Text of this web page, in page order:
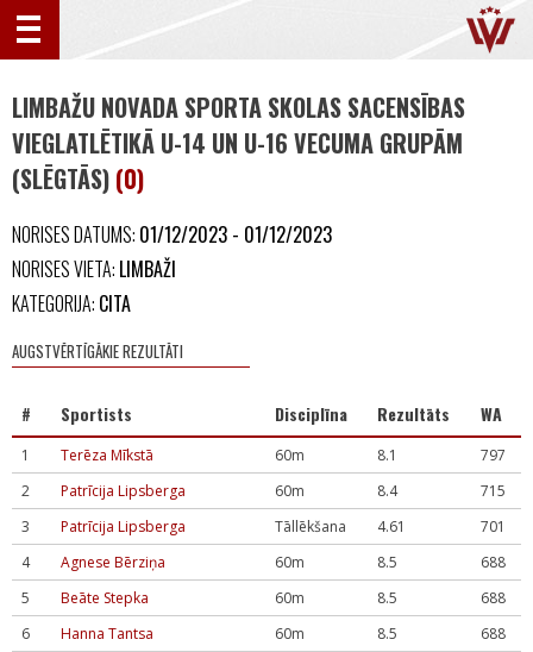
LIMBAŽU NOVADA SPORTA SKOLAS SACENSĪBAS
VIEGLATLĒTIKĀ U-14 UN U-16 VECUMA GRUPĀM
(SLĒGTĀS) (0)
NORISES DATUMS: 01/12/2023 - 01/12/2023
NORISES VIETA: LIMBAŽI
KATEGORIJA: CITA
AUGSTVĒRTĪGĀKIE REZULTĀTI
# Sportists Disciplīna Rezultāts WA
1 Terēza Mīkstā 60m 8.1
797
2
Patrīcija Lipsberga 60m 8.4
715
3
Patrīcija Lipsberga Tāllēkšana 4.61
701
4
Agnese Bērziņa 60m 8.5
688
5
Beāte Stepka 60m 8.5
688
6
Hanna Tantsa 60m 8.5
688